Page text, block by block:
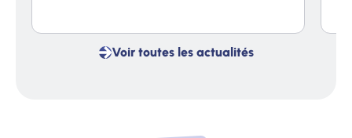
Voir
Voir toutes les actualités